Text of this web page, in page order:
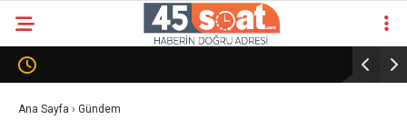
Ana Sayfa › Gündem